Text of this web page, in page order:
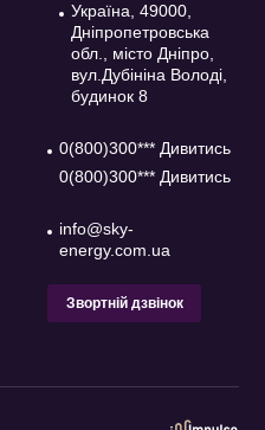
Україна, 49000,
Дніпропетровська
обл., місто Дніпро,
вул.Дубініна Володі,
будинок 8
0(800)300*** Дивитись
0(800)300*** Дивитись
info@sky-
energy.com.ua
Звортній дзвінок